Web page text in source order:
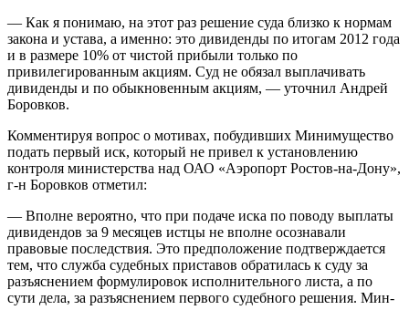
— Как я понимаю, на этот раз решение суда близко к нормам
закона и устава, а именно: это дивиденды по итогам 2012 года
и в размере 10% от чистой прибыли только по
привилегированным акциям. Суд не обязал выплачивать
дивиденды и по обыкновенным акциям, — уточнил Андрей
Боровков.
Комментируя вопрос о мотивах, побудивших Минимущество
подать первый иск, который не привел к установлению
контроля министерства над ОАО «Аэропорт Ростов-на-До­ну»,
г-н Боровков отметил:
— Вполне вероятно, что при подаче иска по поводу выплаты
дивидендов за 9 месяцев истцы не вполне осознавали
правовые последствия. Это предположение подтверждается
тем, что служба судебных приставов обратилась к суду за
разъяснением формулировок исполнительного лис­та, а по
сути дела, за разъяснением первого судебного решения. Мин­